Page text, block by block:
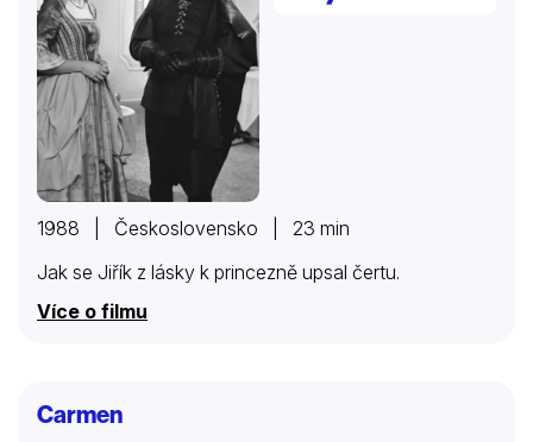
1988 | Československo | 23 min
Jak se Jiřík z lásky k princezně upsal čertu.
Více o filmu
Carmen